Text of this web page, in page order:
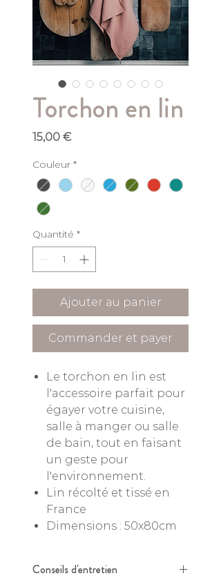
Torchon en lin
15,00 €Prix
Couleur *
Quantité *
Ajouter au panier
Commander et payer
Le torchon en lin est
l'accessoire parfait pour
égayer votre cuisine,
salle à manger ou salle
de bain, tout en faisant
un geste pour
l'environnement.
Lin récolté et tissé en
France
Dimensions : 50x80cm
Conseils d'entretien